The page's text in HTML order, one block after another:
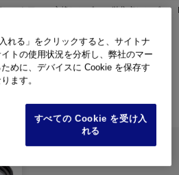
ンストア 交換レンズ 単焦点レンズ
セサリー
ィルター
れる」をクリックすると、サイトナ
トの使用状況を分析し、弊社のマー
めに、デバイスに Cookie を保存す
ます。
すべての Cookie を受け入
れる